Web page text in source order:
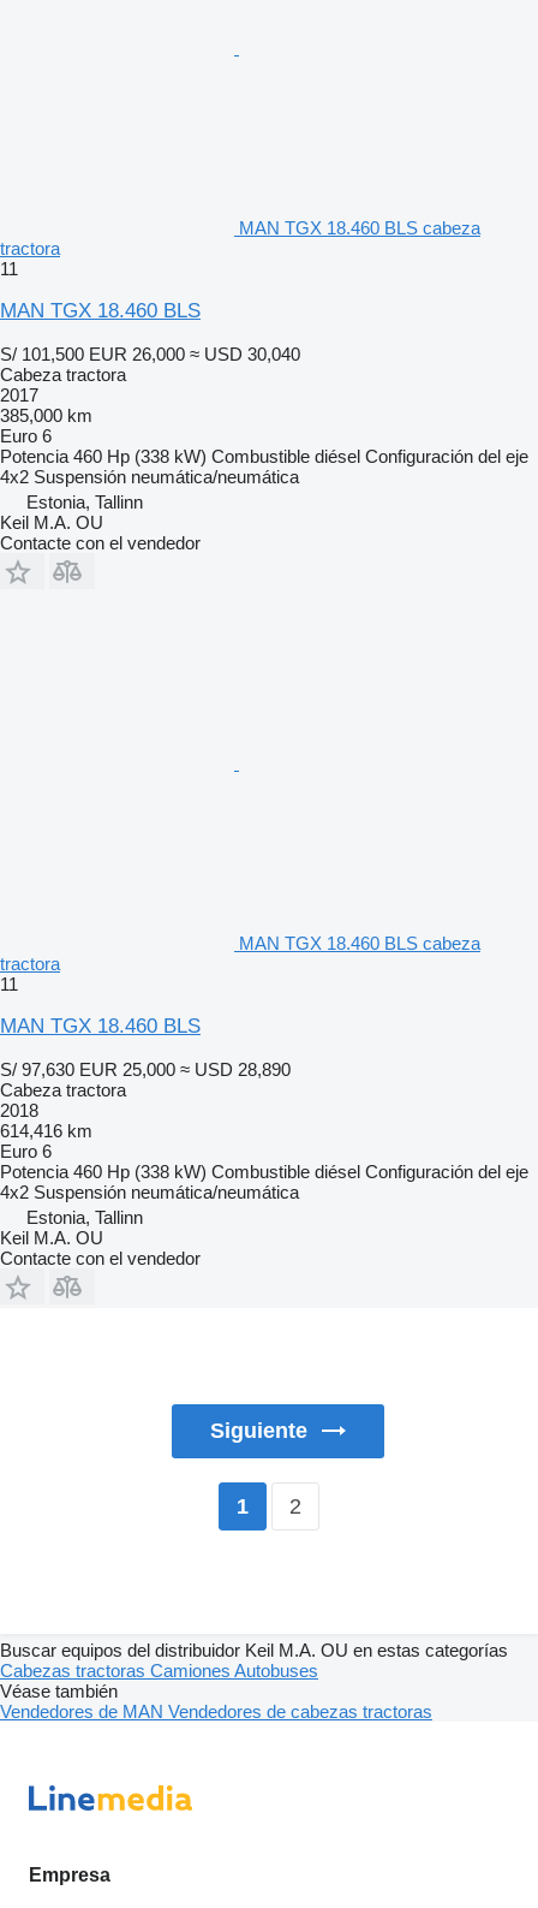
MAN TGX 18.460 BLS cabeza
tractora
11
MAN TGX 18.460 BLS
S/ 101,500 EUR 26,000 ≈ USD 30,040
Cabeza tractora
2017
385,000 km
Euro 6
Potencia 460 Hp (338 kW) Combustible diésel Configuración del eje
4x2 Suspensión neumática/neumática
Estonia, Tallinn
Keil M.A. OU
Contacte con el vendedor
MAN TGX 18.460 BLS cabeza
tractora
11
MAN TGX 18.460 BLS
S/ 97,630 EUR 25,000 ≈ USD 28,890
Cabeza tractora
2018
614,416 km
Euro 6
Potencia 460 Hp (338 kW) Combustible diésel Configuración del eje
4x2 Suspensión neumática/neumática
Estonia, Tallinn
Keil M.A. OU
Contacte con el vendedor
Siguiente
1 2
Buscar equipos del distribuidor Keil M.A. OU en estas categorías
Cabezas tractoras Camiones Autobuses
Véase también
Vendedores de MAN Vendedores de cabezas tractoras
Empresa